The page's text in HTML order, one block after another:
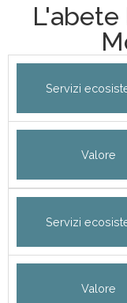
L'abete
Servizi
Valore
Servizi
Valore